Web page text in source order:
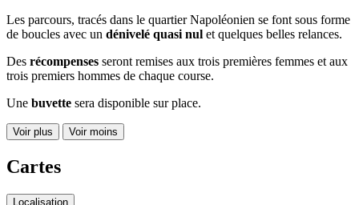
Les parcours, tracés dans le quartier Napoléonien se font sous forme
de boucles avec un dénivelé quasi nul et quelques belles relances.
Des récompenses seront remises aux trois premières femmes et aux
trois premiers hommes de chaque course.
Une buvette sera disponible sur place.
Voir plus Voir moins
Cartes
Localisation